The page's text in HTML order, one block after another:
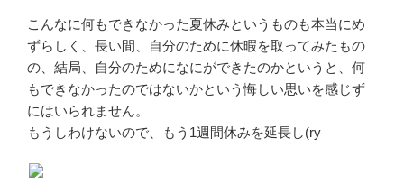
こんなに何もできなかった夏休みというものも本当にめ
ずらしく、長い間、自分のために休暇を取ってみたもの
の、結局、自分のためになにができたのかというと、何
もできなかったのではないかという悔しい思いを感じず
にはいられません。
もうしわけないので、もう1週間休みを延長し(ry